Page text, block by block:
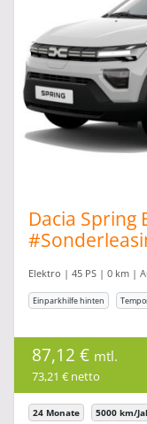
Dacia Spring
Elektro | 45 PS | 0 km |
Einparkhilfe hinten
87,12 € mtl.
73,21 € netto
24 Monate 5000 km/